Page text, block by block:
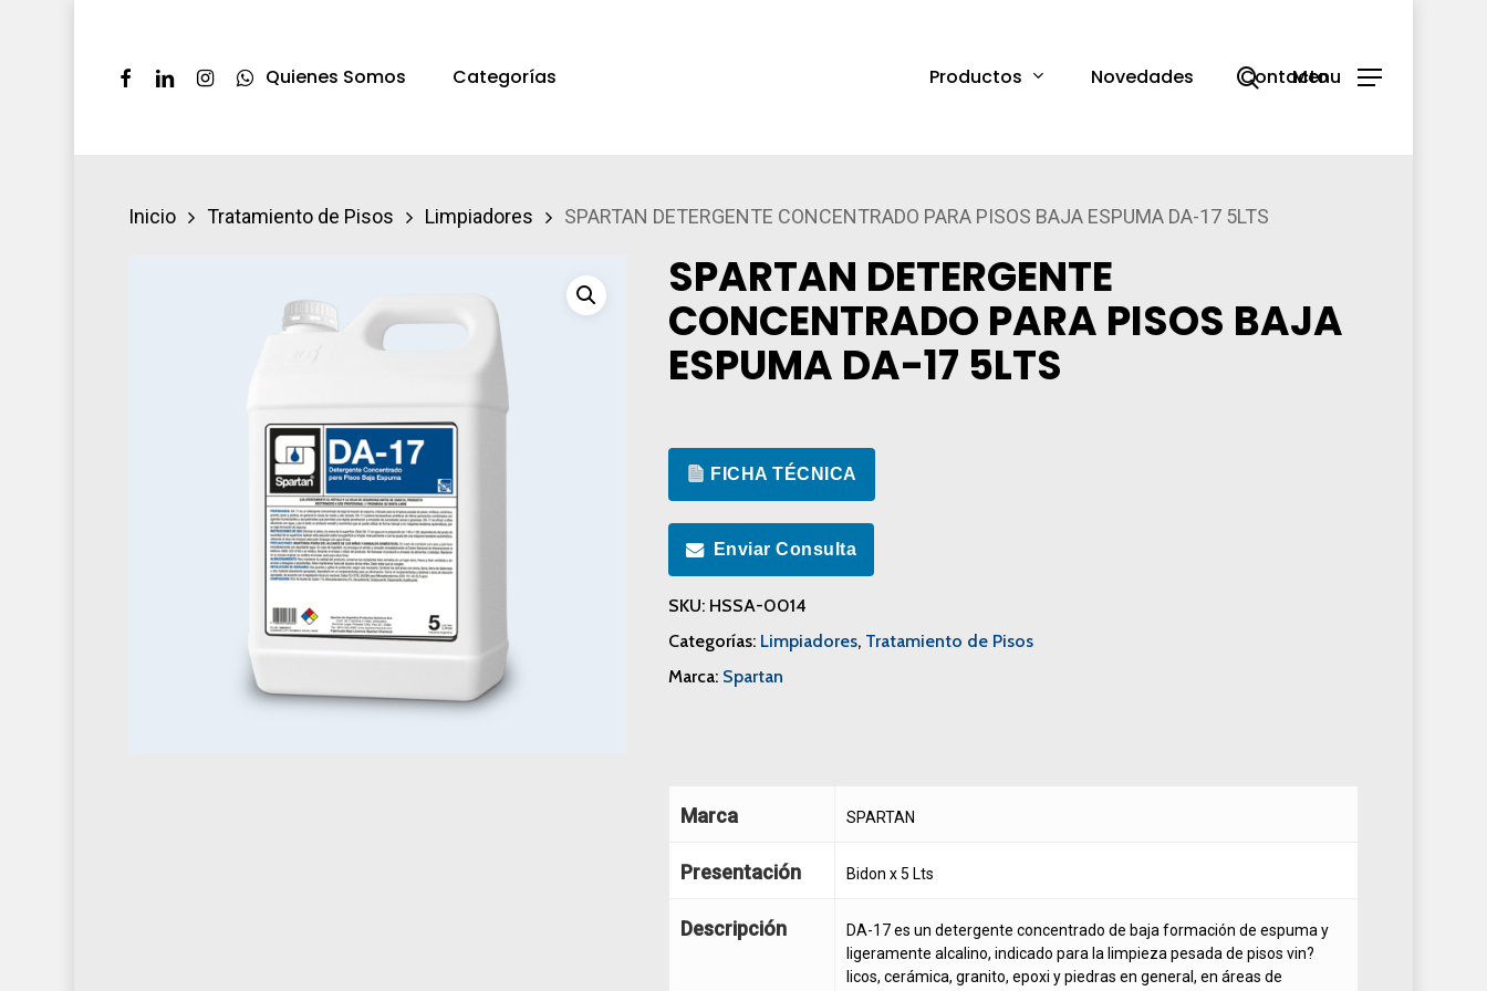
Quienes Somos Categorías Productos Novedades Contacto
FacebookLinkedinInstagramWhatsapp search
Menu
Inicio Tratamiento de Pisos Limpiadores SPARTAN DETERGENTE CONCENTRADO PARA PISOS BAJA ESPUMA DA-17 5LTS
SPARTAN DETERGENTE
CONCENTRADO PARA PISOS BAJA
ESPUMA DA-17 5LTS
FICHA TÉCNICA
Enviar Consulta
SKU: HSSA-0014
Categorías: Limpiadores, Tratamiento de Pisos
Marca: Spartan
Marca SPARTAN
Presentación Bidon x 5 Lts
Descripción
DA-17 es un detergente concentrado de baja formación de espuma y
ligeramente alcalino, indicado para la limpieza pesada de pisos vin?
licos, cerámica, granito, epoxi y piedras en general, en áreas de